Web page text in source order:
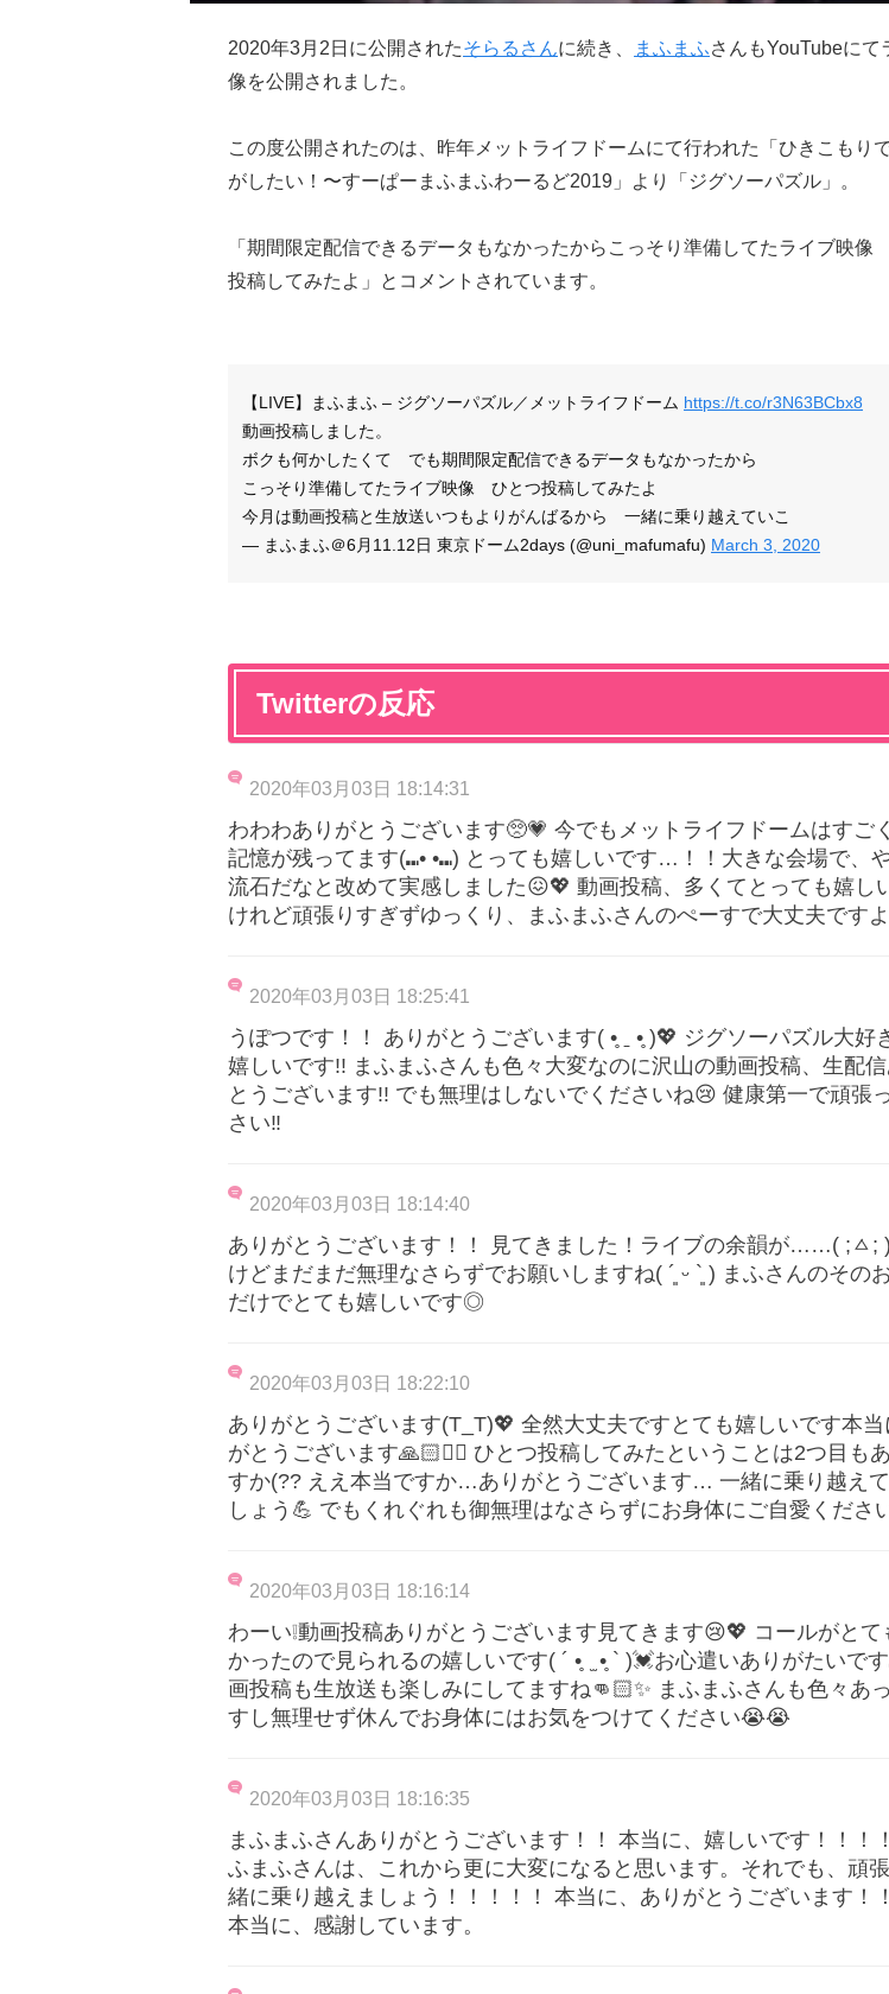
2020年3月2日に公開されたそらるさんに続き、 まふまふさんもYouTubeにて
像を公開されました。
この度公開されたのは、昨年メットライフドームにて行われた「ひきこもり
がしたい！〜すーぱーまふまふわーるど2019」より「ジグソーパズル」。
「期間限定配信できるデータもなかったからこっそり準備してたライブ映
投稿してみたよ」とコメントされています。
【LIVE】まふまふ – ジグソーパズル／メットライフドーム https://t.co/r3N63BCbx8
動画投稿しました。
ボクも何かしたくて でも期間限定配信できるデータもなかったから
こっそり準備してたライブ映像 ひとつ投稿してみたよ
今月は動画投稿と生放送いつもよりがんばるから 一緒に乗り越えていこ
— まふまふ＠6月11.12日 東京ドーム2days (@uni_mafumafu) March 3, 2020
Twitterの反応
2020年03月03日 18:14:31
わわわありがとうございます🥺💗 今でもメットライフドームはすご
記憶が残ってます(⑉• •⑉) とっても嬉しいです…！！大きな会場で、
流石だなと改めて実感しました😖💖 動画投稿、多くてとっても嬉し
けれど頑張りすぎずゆっくり、まふまふさんのぺーすで大丈夫です
2020年03月03日 18:25:41
うぽつです！！ ありがとうございます( •̥ ˍ •̥ )💖 ジグソーパズル大好
嬉しいです!! まふまふさんも色々大変なのに沢山の動画投稿、生配
とうございます!! でも無理はしないでくださいね😢 健康第一で頑張
さい‼️
2020年03月03日 18:14:40
ありがとうございます！！ 見てきました！ライブの余韻が……( ;ㅿ; )
けどまだまだ無理なさらずでお願いしますね( ´͈ ᵕ `͈ ) まふさんのその
だけでとても嬉しいです◎
2020年03月03日 18:22:10
ありがとうございます(T_T)💖 全然大丈夫ですとても嬉しいです本当
がとうございます🙏🏻🙇‍♀️ ひとつ投稿してみたということは2つ目も
すか(?? ええ本当ですか…ありがとうございます… 一緒に乗り越え
しょう💪 でもくれぐれも御無理はなさらずにお身体にご自愛くださ
2020年03月03日 18:16:14
わーい❕動画投稿ありがとうございます見てきます😢💖 コールがとて
かったので見られるの嬉しいです( ´ •̥ ̫ •̥ ` )💓お心遣いありがたいで
画投稿も生放送も楽しみにしてますね👊🏻✨ まふまふさんも色々あ
すし無理せず休んでお身体にはお気をつけてください😭😭
2020年03月03日 18:16:35
まふまふさんありがとうございます！！ 本当に、嬉しいです！！！
ふまふさんは、これから更に大変になると思います。それでも、頑
緒に乗り越えましょう！！！！！ 本当に、ありがとうございます！
本当に、感謝しています。